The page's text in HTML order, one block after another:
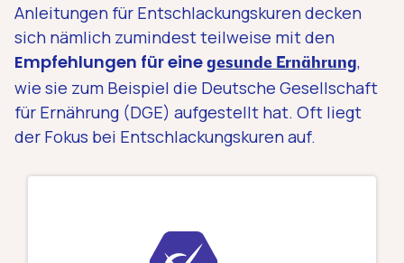
Anleitungen für Entschlackungskuren decken
sich nämlich zumindest teilweise mit den
Empfehlungen für eine gesunde Ernährung,
wie sie zum Beispiel die Deutsche Gesellschaft
für Ernährung (DGE) aufgestellt hat. Oft liegt
der Fokus bei Entschlackungskuren auf.